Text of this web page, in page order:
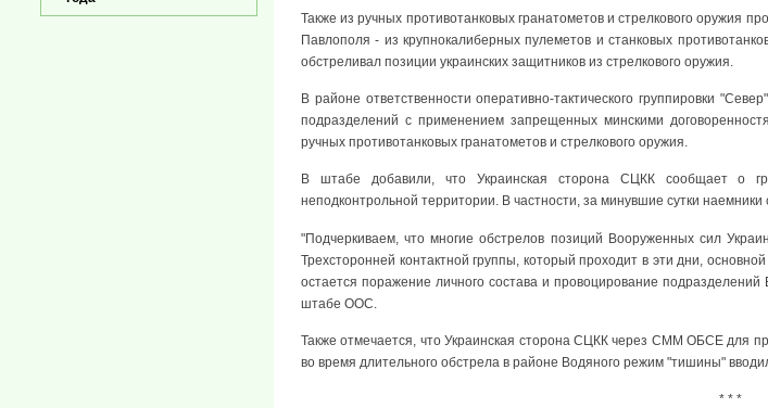
Также из ручных противотанковых гранатометов и стрелкового оружия
Павлополя - из крупнокалиберных пулеметов и станковых
обстреливал позиции украинских защитников из стрелкового оружия.
В районе ответственности оперативно-тактического группировки
подразделений с применением запрещенных минскими
ручных противотанковых гранатометов и стрелкового оружия.
В штабе добавили, что Украинская сторона СЦКК сообщает о
неподконтрольной территории. В частности, за минувшие сутки
"Подчеркиваем, что многие обстрелов позиций Вооруженных сил
Трехсторонней контактной группы, который проходит в эти дни,
остается поражение личного состава и провоцирование
штабе ООС.
Также отмечается, что Украинская сторона СЦКК через СММ ОБСЕ для
во время длительного обстрела в районе Водяного режим "тишины"
* * *